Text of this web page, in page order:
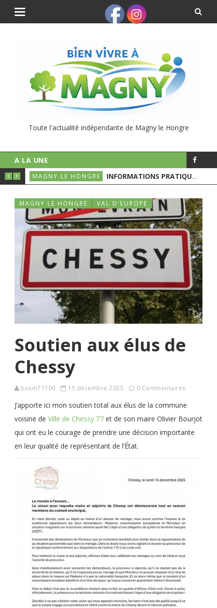
Toute l'actualité indépendante de Magny le Hongre
A LA UNE
MAGNY LE HONGRE INFORMATIONS PRATIQUES POUR LE 1ER TOURS DES ÉLECTIONS MUNICIPALES
MAGNY LE HONGRE VAL D'EUROPE
Soutien aux élus de
Chessy
bvam77700 15 décembre 2025 0 Commentaires
J’apporte ici mon soutien total aux élus de la commune
voisine de Ville de Chessy 77 et de son maire Olivier Bourjot
qui ont eu le courage de prendre une décision importante
en leur qualité de représentant de l’État.